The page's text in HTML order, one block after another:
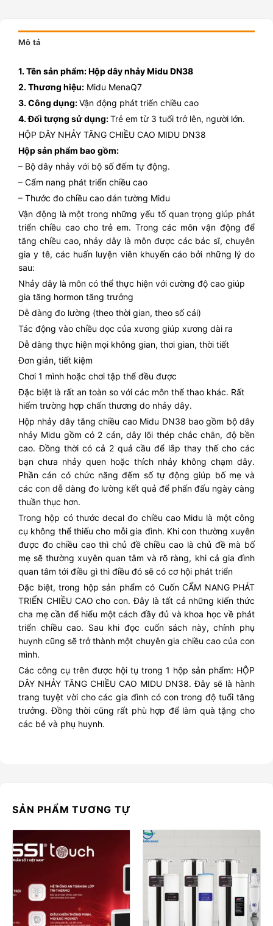
Mô tả
1. Tên sản phẩm: Hộp dây nhảy Midu DN38
2. Thương hiệu: Midu MenaQ7
3. Công dụng:Vận động phát triển chiều cao
4. Đối tượng sử dụng:Trẻ em từ 3 tuổi trở lên, người lớn.
HỘP DÂY NHẢY TĂNG CHIỀU CAO MIDU DN38
Hộp sản phẩm bao gồm:
– Bộ dây nhảy với bộ số đếm tự động.
– Cẩm nang phát triển chiều cao
– Thước đo chiều cao dán tường Midu
Vận động là một trong những yếu tố quan trọng giúp phát
triển chiều cao cho trẻ em. Trong các môn vận động để
tăng chiều cao, nhảy dây là môn được các bác sĩ, chuyên
gia y tê, các huấn luyện viên khuyến cáo bởi những lý do
sau:
Nhảy dây là môn có thể thực hiện với cường độ cao giúp
gia tăng hormon tăng trưởng
Dễ dàng đo lường (theo thời gian, theo số cái)
Tác động vào chiều dọc của xương giúp xương dài ra
Dễ dàng thực hiện mọi không gian, thơi gian, thời tiết
Đơn giản, tiết kiệm
Chơi 1 mình hoặc chơi tập thể đều được
Đặc biệt là rất an toàn so với các môn thể thao khác. Rất
hiếm trường hợp chấn thương do nhảy dây.
Hộp nhảy dây tăng chiều cao Midu DN38 bao gồm bộ dây
nhảy Midu gồm có 2 cán, dây lõi thép chắc chắn, độ bền
cao. Đồng thời có cả 2 quả cầu để lắp thay thế cho các
bạn chưa nhảy quen hoặc thích nhảy không chạm dây.
Phần cán có chức năng đếm số tự động giúp bố mẹ và
các con dễ dàng đo lường kết quả để phấn đấu ngày càng
thuần thục hơn.
Trong hộp có thước decal đo chiều cao Midu là một công
cụ không thể thiếu cho mỗi gia đình. Khi con thường xuyên
được đo chiều cao thì chủ đề chiều cao là chủ đề mà bố
mẹ sẽ thường xuyên quan tâm và rõ ràng, khi cả gia đình
quan tâm tới điều gì thì điều đó sẽ có cơ hội phát triển
Đặc biệt, trong hộp sản phẩm có Cuốn CẨM NANG PHÁT
TRIỂN CHIỀU CAO cho con. Đây là tất cả những kiến thức
cha mẹ cần để hiểu một cách đầy đủ và khoa học về phát
triển chiều cao. Sau khi đọc cuốn sách này, chính phụ
huynh cũng sẽ trở thành một chuyên gia chiều cao của con
mình.
Các công cụ trên được hội tụ trong 1 hộp sản phẩm: HỘP
DÂY NHẢY TĂNG CHIỀU CAO MIDU DN38. Đây sẽ là hành
trang tuyệt vời cho các gia đình có con trong độ tuổi tăng
trưởng. Đồng thời cũng rất phù hợp để làm quà tặng cho
các bé và phụ huynh.
SẢN PHẨM TƯƠNG TỰ